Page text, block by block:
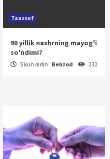
Taassuf
90 yillik nashrning mayog'i
so'ndimi?
5 kun oldin Behzod 232